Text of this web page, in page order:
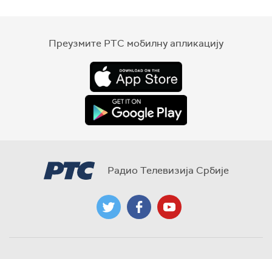
Преузмите РТС мобилну апликацију
Радио Телевизија Србије